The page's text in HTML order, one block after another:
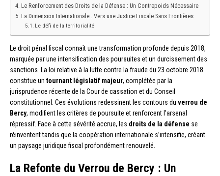
Le Renforcement des Droits de la Défense : Un Contrepoids Nécessaire
La Dimension Internationale : Vers une Justice Fiscale Sans Frontières
Le défi de la territorialité
Le droit pénal fiscal connaît une transformation profonde depuis 2018,
marquée par une intensification des poursuites et un durcissement des
sanctions. La loi relative à la lutte contre la fraude du 23 octobre 2018
constitue un tournant législatif majeur, complétée par la
jurisprudence récente de la Cour de cassation et du Conseil
constitutionnel. Ces évolutions redessinent les contours du verrou de
Bercy, modifient les critères de poursuite et renforcent l’arsenal
répressif. Face à cette sévérité accrue, les droits de la défense se
réinventent tandis que la coopération internationale s’intensifie, créant
un paysage juridique fiscal profondément renouvelé.
La Refonte du Verrou de Bercy : Un